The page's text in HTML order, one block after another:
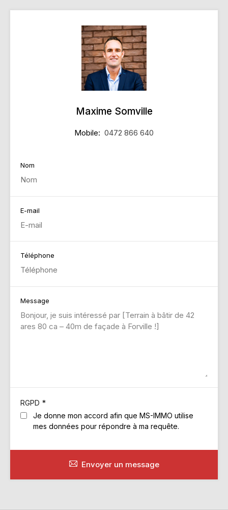
Maxime Somville
Mobile: 0472 866 640
Nom
E-mail
Téléphone
Message
RGPD *
Je donne mon accord afin que MS-IMMO utilise
mes données pour répondre à ma requête.
Envoyer un message